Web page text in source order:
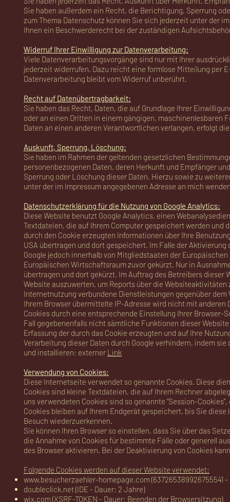
Sie haben außerdem ein Recht, die Berichtigung, Sperrung
zum Thema Datenschutz können Sie sich jederzeit unter der
Ihnen ein Beschwerderecht bei der zuständigen
Widerruf Ihrer Einwilligung zur Datenverarbeitung:
Viele Datenverarbeitungsvorgänge sind nur mit Ihrer
jederzeit widerrufen. Dazu reicht eine formlose Mitteilung per
Datenverarbeitung bleibt vom Widerruf unberührt.
Recht auf Datenübertragbarkeit:
Sie haben das Recht, Daten, die auf Grundlage Ihrer
oder an einen Dritten in einem gängigen, maschinenlesbaren
Daten an einen anderen Verantwortlichen verlangen, erfolgt
Auskunft, Sperrung, Löschung:
Sie haben im Rahmen der geltenden gesetzlichen
personenbezogenen Daten, deren Herkunft und Empfänger
Sperrung oder Löschung dieser Daten. Hierzu sowie zu
unter der im Impressum angegebenen Adresse an mich
Datenschutzerklärung für die Nutzung von Google Analytics:
Diese Website benutzt Google Analytics, einen
Textdateien, die auf Ihrem Computer gespeichert werden und
durch den Cookie erzeugten Informationen über Ihre
USA übertragen und dort gespeichert. Im Falle der
Google jedoch innerhalb von Mitgliedstaaten der
Europäischen Wirtschaftsraum zuvor gekürzt. Nur in
übertragen und dort gekürzt. Im Auftrag des Betreibers dieser
Website auszuwerten, um Reports über die
Internetnutzung verbundene Dienstleistungen gegenüber
Ihrem Browser übermittelte IP-Adresse wird nicht mit
Cookies durch eine entsprechende Einstellung Ihrer
Fall gegebenenfalls nicht sämtliche Funktionen dieser
Erfassung der durch das Cookie erzeugten und auf Ihre
Verarbeitung dieser Daten durch Google verhindern, indem
und installieren: externer Link
Verwendung von Cookies:
Diese Internetseite verwendet so genannte Cookies. Diese
Cookies sind kleine Textdateien, die auf Ihrem Rechner
uns verwendeten Cookies sind so genannte “Session-
Cookies bleiben auf Ihrem Endgerät gespeichert, bis Sie
Besuch wiederzuerkennen.
Sie können Ihren Browser so einstellen, dass Sie über das
die Annahme von Cookies für bestimmte Fälle oder generell
des Browser aktivieren. Bei der Deaktivierung von Cookies
Folgende Cookies werden auf dieser Website verwendet:
www.besucherzaehler-homepage.com(637265389926755541
doubleclick.net (IDE - Dauer: 2 Jahre)
wix.com (XSRF-TOKEN - Dauer: Beenden der Browsersitzung)